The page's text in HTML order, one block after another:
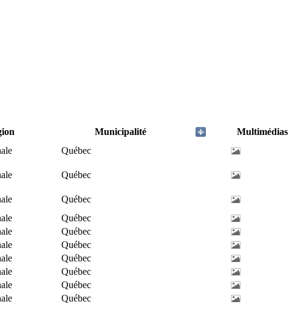
Municipalité
Multimédias
Québec
Québec
Québec
Québec
Québec
Québec
Québec
Québec
Québec
Québec